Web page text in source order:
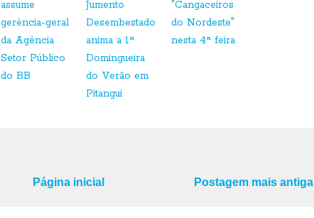
assume
gerência-geral
da Agência
Setor Público
do BB
Jumento
Desembestado
anima a 1ª
Domingueira
do Verão em
Pitangui
"Cangaceiros
do Nordeste"
nesta 4ª feira
Postagem mais antiga
Página inicial